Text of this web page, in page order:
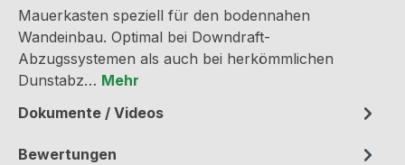
Mauerkasten speziell für den bodennahen
Wandeinbau. Optimal bei Downdraft-
Abzugssystemen als auch bei herkömmlichen
Dunstabz… Mehr
Dokumente / Videos
Bewertungen